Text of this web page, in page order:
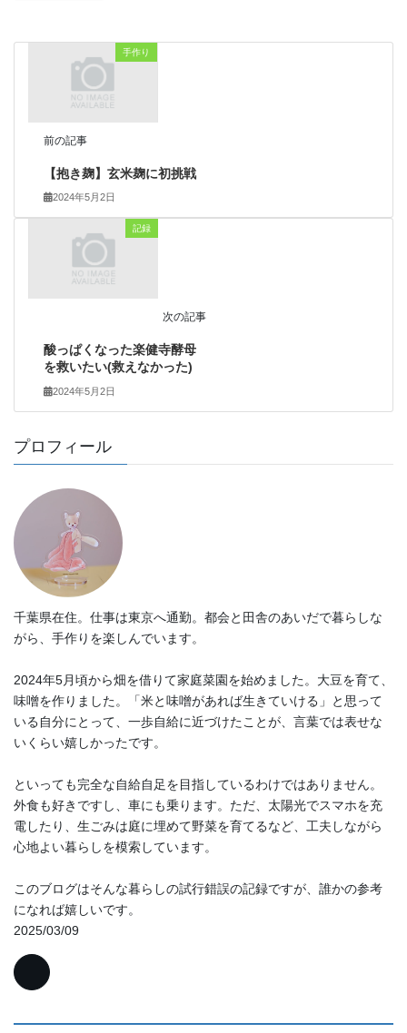
手作り
前の記事
【抱き麹】玄米麹に初挑戦
2024年5月2日
記録
次の記事
酸っぱくなった楽健寺酵母
を救いたい(救えなかった)
2024年5月2日
プロフィール
千葉県在住。仕事は東京へ通勤。都会と田舎のあいだで暮らしな
がら、手作りを楽しんでいます。
2024年5月頃から畑を借りて家庭菜園を始めました。大豆を育て、
味噌を作りました。「米と味噌があれば生きていける」と思って
いる自分にとって、一歩自給に近づけたことが、言葉では表せな
いくらい嬉しかったです。
といっても完全な自給自足を目指しているわけではありません。
外食も好きですし、車にも乗ります。ただ、太陽光でスマホを充
電したり、生ごみは庭に埋めて野菜を育てるなど、工夫しながら
心地よい暮らしを模索しています。
このブログはそんな暮らしの試行錯誤の記録ですが、誰かの参考
になれば嬉しいです。
2025/03/09